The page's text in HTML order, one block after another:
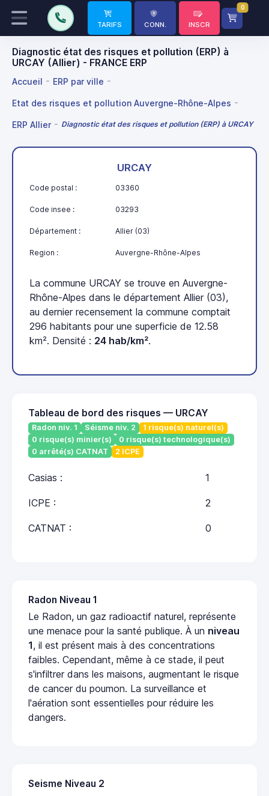
TARIFS CONN. INSCR
0
Diagnostic état des risques et pollution (ERP) à
URCAY (Allier) - FRANCE ERP
Accueil ERP par ville
Etat des risques et pollution Auvergne-Rhône-Alpes
ERP Allier Diagnostic état des risques et pollution (ERP) à URCAY
URCAY
Code postal : 03360
Code insee : 03293
Département : Allier (03)
Region : Auvergne-Rhône-Alpes
La commune URCAY se trouve en Auvergne-
Rhône-Alpes dans le département Allier (03),
au dernier recensement la commune comptait
296 habitants pour une superficie de 12.58
km². Densité : 24 hab/km².
Tableau de bord des risques — URCAY
Radon niv. 1 Séisme niv. 2
1 risque(s) naturel(s)
0 risque(s) minier(s)
0 risque(s) technologique(s)
0 arrêté(s) CATNAT
2 ICPE
Casias : 1
ICPE : 2
CATNAT : 0
Radon Niveau 1
Le Radon, un gaz radioactif naturel, représente
une menace pour la santé publique. À un niveau
1, il est présent mais à des concentrations
faibles. Cependant, même à ce stade, il peut
s'infiltrer dans les maisons, augmentant le risque
de cancer du poumon. La surveillance et
l'aération sont essentielles pour réduire les
dangers.
Seisme Niveau 2